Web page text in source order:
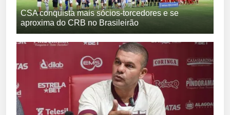
CSA conquista mais sócios-torcedores e se
aproxima do CRB no Brasileirão